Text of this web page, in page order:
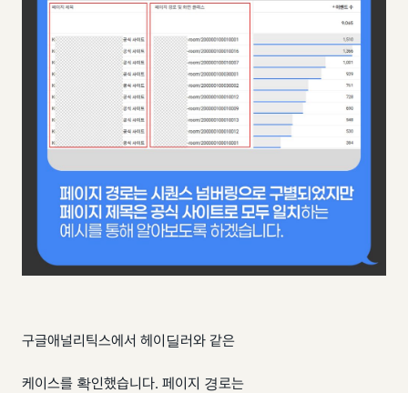
구글애널리틱스에서 헤이딜러와 같은
케이스를 확인했습니다. 페이지 경로는